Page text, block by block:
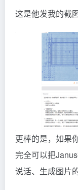
这是他发我的截图
更棒的是，如果
完全可以把
说话、生成图片